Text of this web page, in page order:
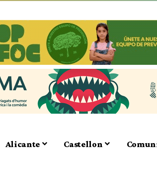
Alicante Castellon